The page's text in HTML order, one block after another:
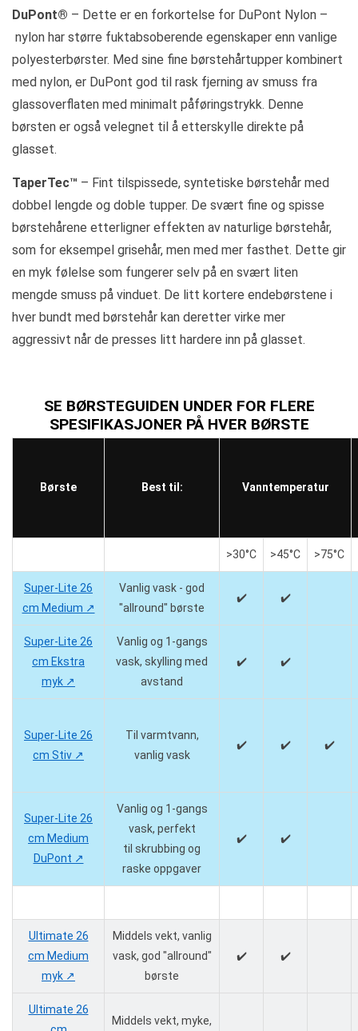
DuPont® – Dette er en forkortelse for DuPont Nylon –
nylon har større fuktabsoberende egenskaper enn vanlige
polyesterbørster. Med sine fine børstehårtupper kombinert
med nylon, er DuPont god til rask fjerning av smuss fra
glassoverflaten med minimalt påføringstrykk. Denne
børsten er også velegnet til å etterskylle direkte på
glasset.
TaperTec™ – Fint tilspissede, syntetiske børstehår med
dobbel lengde og doble tupper. De svært fine og spisse
børstehårene etterligner effekten av naturlige børstehår,
som for eksempel grisehår, men med mer fasthet. Dette gir
en myk følelse som fungerer selv på en svært liten
mengde smuss på vinduet. De litt kortere endebørstene i
hver bundt med børstehår kan deretter virke mer
aggressivt når de presses litt hardere inn på glasset.
SE BØRSTEGUIDEN UNDER FOR FLERE
SPESIFIKASJONER PÅ HVER BØRSTE
Børste Best til: Vanntemperatur
>30°C >45°C >75°C
Super-Lite 26
cm Medium ↗️
Vanlig vask - god
"allround" børste
✔️ ✔️
Super-Lite 26
cm Ekstra
myk ↗️
Vanlig og 1-gangs
vask, skylling med
avstand
✔️ ✔️
Super-Lite 26
cm Stiv ↗️
Til varmtvann,
vanlig vask
✔️ ✔️ ✔️
Super-Lite 26
cm Medium
DuPont ↗️
Vanlig og 1-gangs
vask, perfekt
til skrubbing og
raske oppgaver
✔️ ✔️
Ultimate 26
cm Medium
myk ↗️
Middels vekt, vanlig
vask, god "allround"
børste
✔️ ✔️
Ultimate 26
Middels vekt, myke,